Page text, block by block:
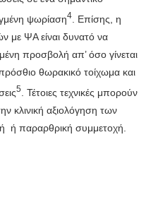
ψωρίαση4
. Επίσης, η
με ΨΑ είναι δυνατό να
προσβολή απ’ όσο γίνεται
πρόσθιο θωρακικό τοίχωμα και
5
. Τέτοιες τεχνικές μπορούν
κλινική αξιολόγηση των
ή παραρθρική συμμετοχή.